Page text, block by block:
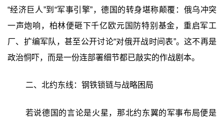
“经济巨人”到“军事引擎”，德国的转身堪称颠覆：俄乌冲突
一声炮响，柏林便砸下千亿欧元国防特别基金，重启军工
厂、扩编军队，甚至公开讨论“对俄开战时间表”。这不再是
政治恫吓，而是一份连部署细节都已敲实的作战剧本。
二、北约东线：钢铁锁链与战略困局
若说德国的言论是火星，那北约东翼的军事布局便是